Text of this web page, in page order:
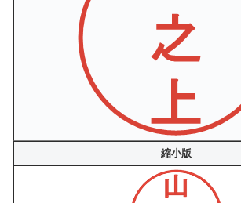
縮小版